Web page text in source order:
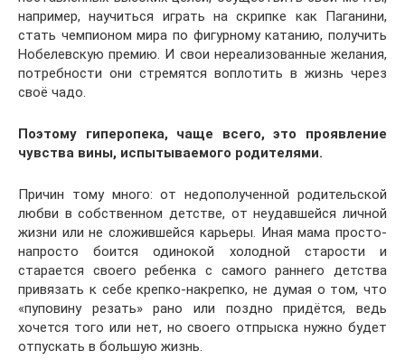
например, научиться играть на скрипке как Паганини,
стать чемпионом мира по фигурному катанию, получить
Нобелевскую премию. И свои нереализованные желания,
потребности они стремятся воплотить в жизнь через
своё чадо.
Поэтому гиперопека, чаще всего, это проявление
чувства вины, испытываемого родителями.
Причин тому много: от недополученной родительской
любви в собственном детстве, от неудавшейся личной
жизни или не сложившейся карьеры. Иная мама просто-
напросто боится одинокой холодной старости и
старается своего ребенка с самого раннего детства
привязать к себе крепко-накрепко, не думая о том, что
«пуповину резать» рано или поздно придётся, ведь
хочется того или нет, но своего отпрыска нужно будет
отпускать в большую жизнь.